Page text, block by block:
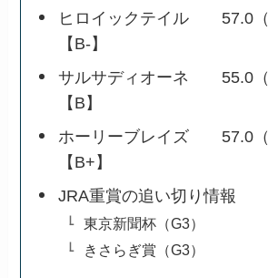
ヒロイックテイル 57.0（
【B-】
サルサディオーネ 55.0（
【B】
ホーリーブレイズ 57.0（
【B+】
JRA重賞の追い切り情報
東京新聞杯（G3）
きさらぎ賞（G3）